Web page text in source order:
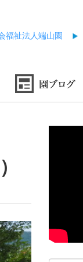
福祉法人端山園